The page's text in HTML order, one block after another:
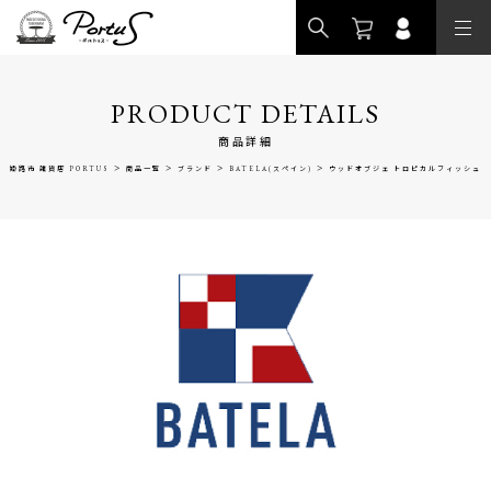
PRODUCT DETAILS
商品詳細
姫路市 雑貨店 PORTUS > 商品一覧 > ブランド > BATELA(スペイン) > ウッドオブジェ トロピカルフィッシュ